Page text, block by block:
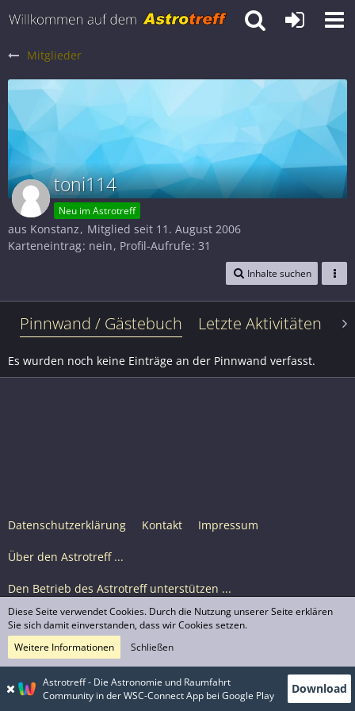
Mitglieder
toni114
Neu im Astrotreff
aus Konstanz
Mitglied seit 11. August 2006
Karteneintrag nein Profil-Aufrufe 31
Inhalte suchen
Pinnwand / Gästebuch Letzte Aktivitäten
Es wurden noch keine Einträge an der Pinnwand verfasst.
Datenschutzerklärung Kontakt Impressum
Über den Astrotreff ...
Den Betrieb des Astrotreff unterstützen ...
Nutzungsbedingungen
© Astrotreff 2001-2026, lizenziert unter CC BY-SA,
sofern für einzelne Inhalte nicht anders angegeben
Astrotreff - Die Astronomie und Raumfahrt
Community in der WSC-Connect App bei Google Play
Download
Diese Seite verwendet Cookies. Durch die Nutzung unserer Seite erklären
Sie sich damit einverstanden, dass wir Cookies setzen.
Weitere Informationen
Schließen